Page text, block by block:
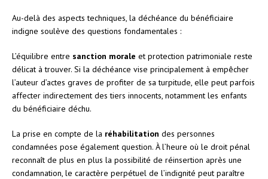
Au-delà des aspects techniques, la déchéance du bénéficiaire
indigne soulève des questions fondamentales :
L’équilibre entre sanction morale et protection patrimoniale reste
délicat à trouver. Si la déchéance vise principalement à empêcher
l’auteur d’actes graves de profiter de sa turpitude, elle peut parfois
affecter indirectement des tiers innocents, notamment les enfants
du bénéficiaire déchu.
La prise en compte de la réhabilitation des personnes
condamnées pose également question. À l’heure où le droit pénal
reconnaît de plus en plus la possibilité de réinsertion après une
condamnation, le caractère perpétuel de l’indignité peut paraître